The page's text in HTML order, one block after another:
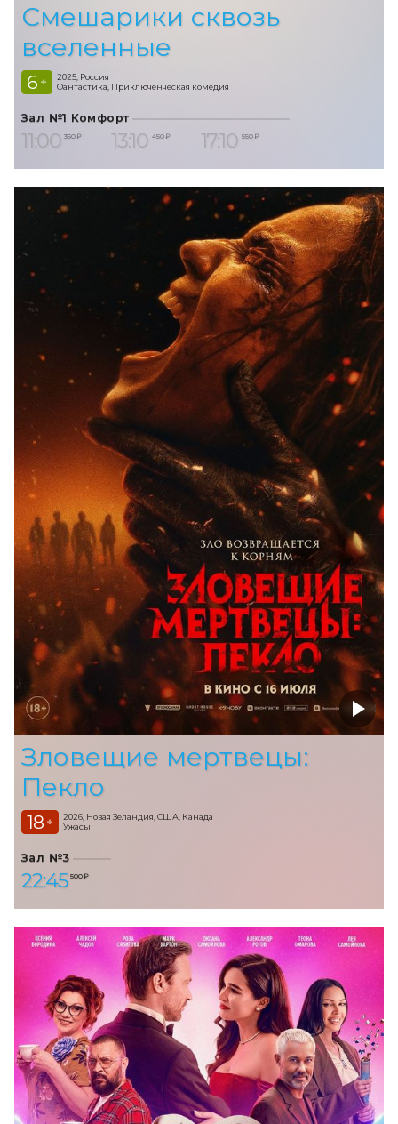
Смешарики сквозь
вселенные
6 +
2025, Россия
Фантастика, Приключенческая комедия
Зал №1 Комфорт
11:00 350 ₽ 13:10 450 ₽ 17:10 550 ₽
Зловещие мертвецы:
Пекло
18 +
2026, Новая Зеландия, США, Канада
Ужасы
Зал №3
22:45 500 ₽